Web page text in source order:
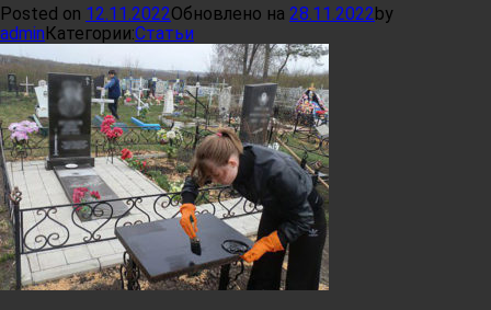
Posted on 12.11.2022Обновлено на 28.11.2022by
admin Категории:Статьи